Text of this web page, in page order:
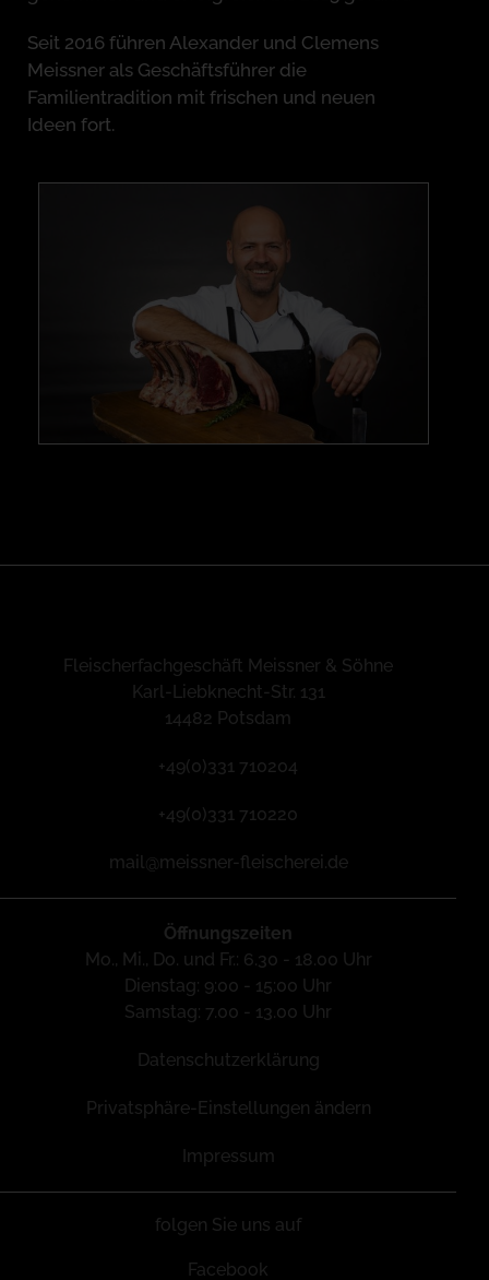
Seit 2016 führen Alexander und Clemens
Meissner als Geschäftsführer die
Familientradition mit frischen und neuen
Ideen fort.
Fleischerfachgeschäft Meissner & Söhne
Karl-Liebknecht-Str. 131
14482 Potsdam
+49(0)331 710204
+49(0)331 710220
mail@meissner-fleischerei.de
Öffnungszeiten
Mo., Mi., Do. und Fr.: 6.30 - 18.00 Uhr
Dienstag: 9:00 - 15:00 Uhr
Samstag: 7.00 - 13.00 Uhr
Datenschutzerklärung
Privatsphäre-Einstellungen ändern
Impressum
folgen Sie uns auf
Facebook